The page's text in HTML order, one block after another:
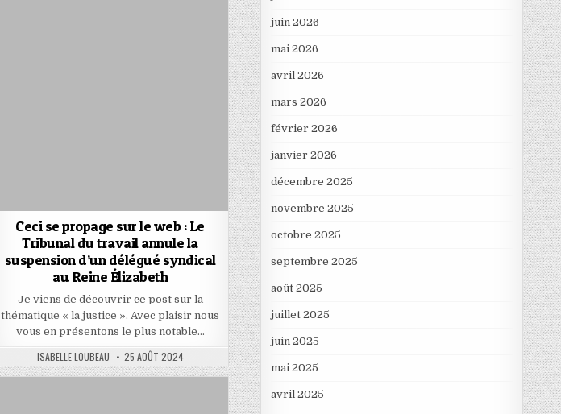
Ceci se propage sur le web : Le
Tribunal du travail annule la
suspension d’un délégué syndical
au Reine Élizabeth
Je viens de découvrir ce post sur la
thématique « la justice ». Avec plaisir nous
vous en présentons le plus notable…
AUTHOR:
ISABELLE LOUBEAU PUBLISHED
DATE:
25 AOÛT 2024
juin 2026
mai 2026
avril 2026
mars 2026
février 2026
janvier 2026
décembre 2025
novembre 2025
octobre 2025
septembre 2025
août 2025
juillet 2025
juin 2025
mai 2025
avril 2025